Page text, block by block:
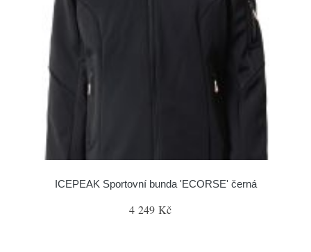
ICEPEAK Sportovní bunda 'ECORSE' černá
4 249 Kč